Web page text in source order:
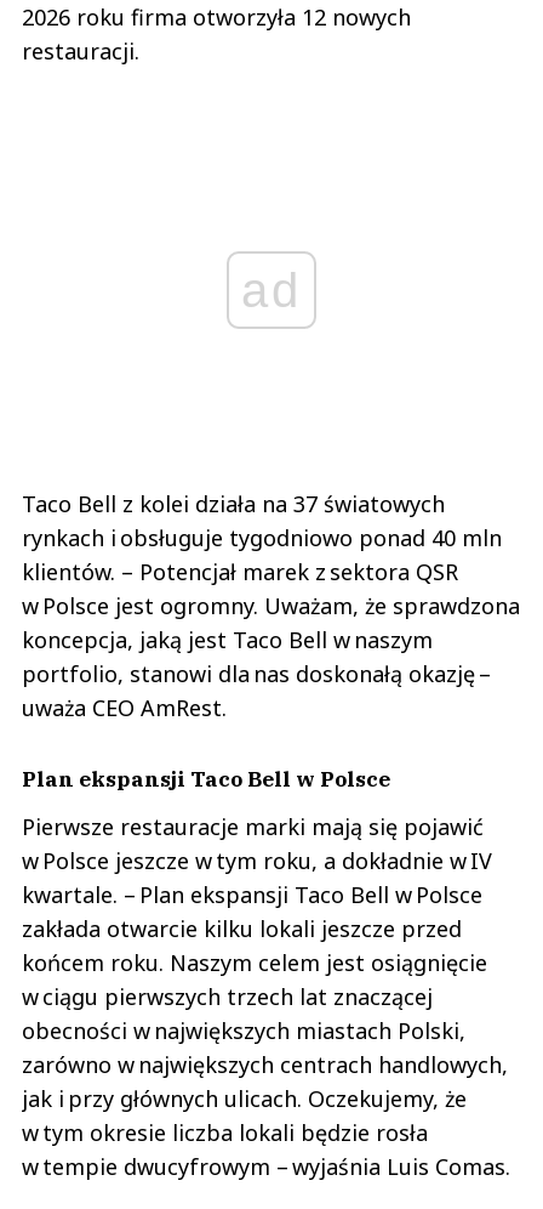
2026 roku firma otworzyła 12 nowych
restauracji.
ad
Taco Bell z kolei działa na 37 światowych
rynkach i obsługuje tygodniowo ponad 40 mln
klientów. – Potencjał marek z sektora QSR
w Polsce jest ogromny. Uważam, że sprawdzona
koncepcja, jaką jest Taco Bell w naszym
portfolio, stanowi dla nas doskonałą okazję –
uważa CEO AmRest.
Plan ekspansji Taco Bell w Polsce
Pierwsze restauracje marki mają się pojawić
w Polsce jeszcze w tym roku, a dokładnie w IV
kwartale. – Plan ekspansji Taco Bell w Polsce
zakłada otwarcie kilku lokali jeszcze przed
końcem roku. Naszym celem jest osiągnięcie
w ciągu pierwszych trzech lat znaczącej
obecności w największych miastach Polski,
zarówno w największych centrach handlowych,
jak i przy głównych ulicach. Oczekujemy, że
w tym okresie liczba lokali będzie rosła
w tempie dwucyfrowym – wyjaśnia Luis Comas.